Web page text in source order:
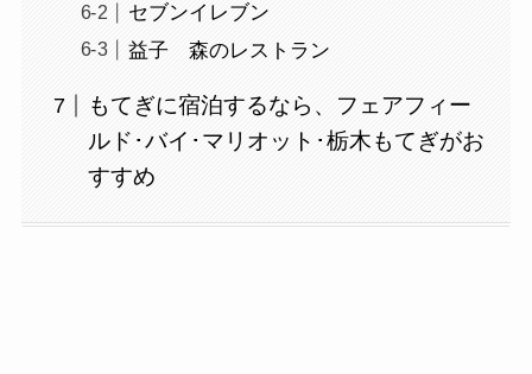
セブンイレブン
益子 森のレストラン
もてぎに宿泊するなら、フェアフィー
ルド･バイ･マリオット･栃木もてぎがお
すすめ